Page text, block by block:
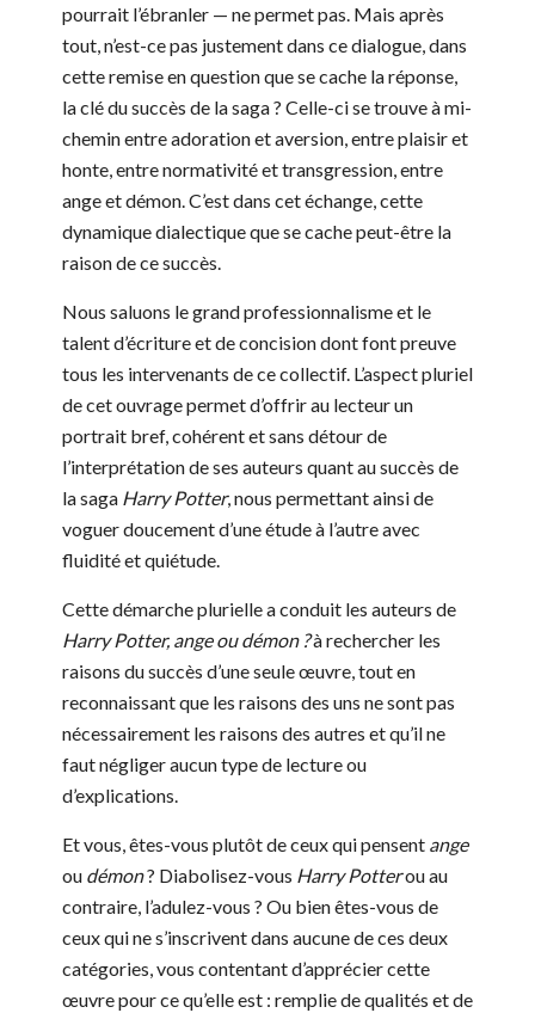
pourrait l’ébranler — ne permet pas. Mais après
tout, n’est-ce pas justement dans ce dialogue, dans
cette remise en question que se cache la réponse,
la clé du succès de la saga ? Celle-ci se trouve à mi-
chemin entre adoration et aversion, entre plaisir et
honte, entre normativité et transgression, entre
ange et démon. C’est dans cet échange, cette
dynamique dialectique que se cache peut-être la
raison de ce succès.
Nous saluons le grand professionnalisme et le
talent d’écriture et de concision dont font preuve
tous les intervenants de ce collectif. L’aspect pluriel
de cet ouvrage permet d’offrir au lecteur un
portrait bref, cohérent et sans détour de
l’interprétation de ses auteurs quant au succès de
la saga Harry Potter, nous permettant ainsi de
voguer doucement d’une étude à l’autre avec
fluidité et quiétude.
Cette démarche plurielle a conduit les auteurs de
Harry Potter, ange ou démon ?à rechercher les
raisons du succès d’une seule œuvre, tout en
reconnaissant que les raisons des uns ne sont pas
nécessairement les raisons des autres et qu’il ne
faut négliger aucun type de lecture ou
d’explications.
Et vous, êtes-vous plutôt de ceux qui pensent ange
ou démon? Diabolisez-vous Harry Potterou au
contraire, l’adulez-vous ? Ou bien êtes-vous de
ceux qui ne s’inscrivent dans aucune de ces deux
catégories, vous contentant d’apprécier cette
œuvre pour ce qu’elle est : remplie de qualités et de